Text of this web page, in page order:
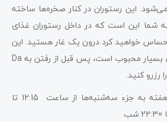
می‌شود. این رستوران در کنار صخره‌ها ساخته
شما این است که در داخل رستوران غذای
خواهید کرد درون یک غار هستید. این
رستوران در بین گردشگران بسیار محبوب است، پس قبل از رفتن به Da
ساعات کاری: هفت روز هفته به جزء سه‌شنبه‌ها از ساعت 12:15 تا